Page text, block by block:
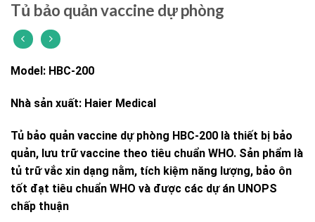
Tủ bảo quản vaccine dự phòng
Model: HBC-200
Nhà sản xuất: Haier Medical
Tủ bảo quản vaccine dự phòng HBC-200 là thiết bị bảo
quản, lưu trữ vaccine theo tiêu chuẩn WHO. Sản phẩm là
tủ trữ vắc xin dạng nằm, tích kiệm năng lượng, bảo ôn
tốt đạt tiêu chuẩn WHO và được các dự án UNOPS
chấp thuận